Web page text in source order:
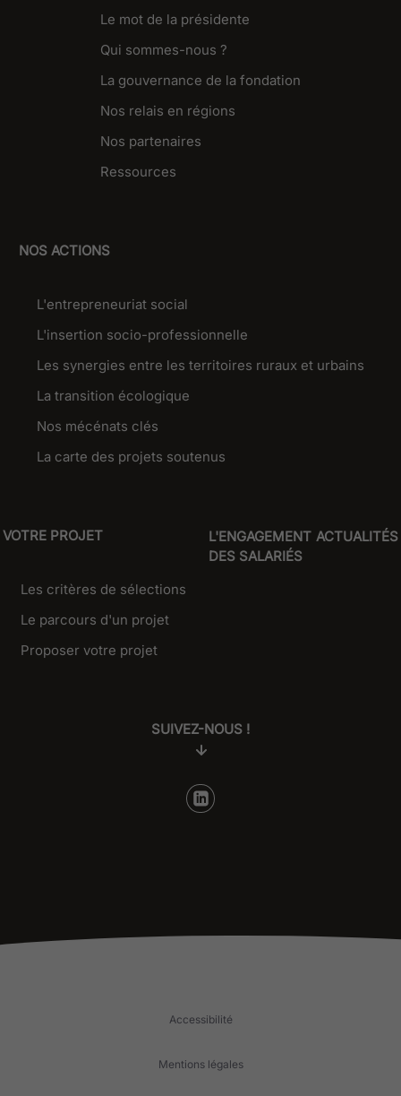
Le mot de la présidente
Qui sommes-nous ?
La gouvernance de la fondation
Nos relais en régions
Nos partenaires
Ressources
NOS ACTIONS
L'entrepreneuriat social
L'insertion socio-professionnelle
Les synergies entre les territoires ruraux et urbains
La transition écologique
Nos mécénats clés
La carte des projets soutenus
VOTRE PROJET
Les critères de sélections
Le parcours d'un projet
Proposer votre projet
L'ENGAGEMENT
DES SALARIÉS
ACTUALITÉS
SUIVEZ-NOUS !
Accessibilité
Mentions légales